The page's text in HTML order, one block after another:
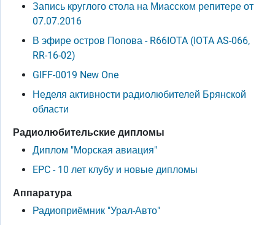
Запись круглого стола на Миасском репитере от
07.07.2016
В эфире остров Попова - R66IOTA (IOTA AS-066,
RR-16-02)
GIFF-0019 New One
Неделя активности радиолюбителей Брянской
области
Радиолюбительские дипломы
Диплом "Морская авиация"
EPC - 10 лет клубу и новые дипломы
Аппаратура
Радиоприёмник "Урал-Авто"